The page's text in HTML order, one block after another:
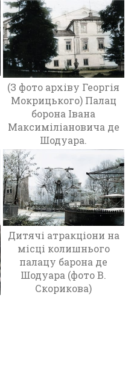
и
р
а
п
е
р
і
д
1
9
1
7
(З фото архіву Георгія
Мокрицького) Палац
борона Івана
Максиміліановича де
Шодуара.
Дитячі атракціони на
місці колишнього
палацу барона де
Шодуара (фото В.
Скорикова)